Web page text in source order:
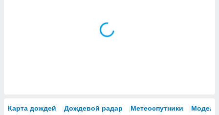
Карта дождей Дождевой радар Метеоспутники Модели